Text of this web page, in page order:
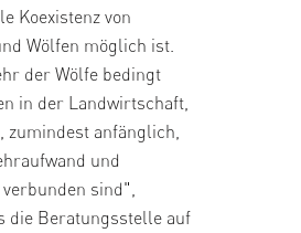
Koexistenz von
Wölfen möglich ist.
der Wölfe bedingt
in der Landwirtschaft,
zumindest anfänglich,
und
sind",
die Beratungsstelle auf